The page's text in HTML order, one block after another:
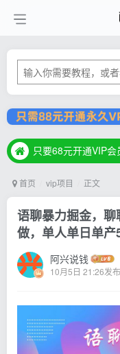
只要68元开通VIP会员，终身下载各大
只要68元开通VIP会员，终身下载各大
首页 vip项目 正文
语聊暴力掘金，
做，单人单日单产
阿兴说钱
10月5日 21:26发布